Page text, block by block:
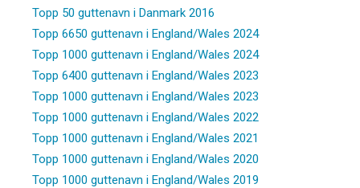
Topp 50 guttenavn i Danmark 2016
Topp 6650 guttenavn i England/Wales 2024
Topp 1000 guttenavn i England/Wales 2024
Topp 6400 guttenavn i England/Wales 2023
Topp 1000 guttenavn i England/Wales 2023
Topp 1000 guttenavn i England/Wales 2022
Topp 1000 guttenavn i England/Wales 2021
Topp 1000 guttenavn i England/Wales 2020
Topp 1000 guttenavn i England/Wales 2019